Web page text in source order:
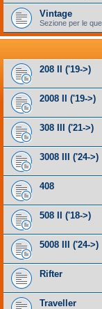
Vintage
Sezione per le
208 II ('19->)
2008 II ('19->)
308 III ('21->)
3008 III ('24->)
408
508 II ('18->)
5008 III ('24->)
Rifter
Traveller